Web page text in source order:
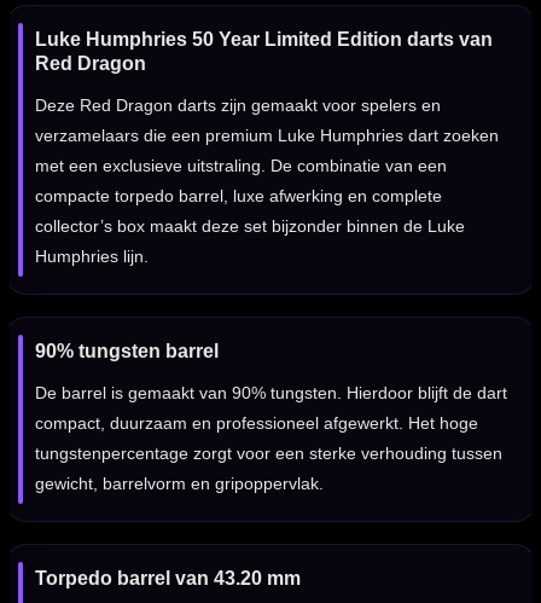
Luke Humphries 50 Year Limited Edition darts van
Red Dragon
Deze Red Dragon darts zijn gemaakt voor spelers en
verzamelaars die een premium Luke Humphries dart zoeken
met een exclusieve uitstraling. De combinatie van een
compacte torpedo barrel, luxe afwerking en complete
collector’s box maakt deze set bijzonder binnen de Luke
Humphries lijn.
90% tungsten barrel
De barrel is gemaakt van 90% tungsten. Hierdoor blijft de dart
compact, duurzaam en professioneel afgewerkt. Het hoge
tungstenpercentage zorgt voor een sterke verhouding tussen
gewicht, barrelvorm en gripoppervlak.
Torpedo barrel van 43.20 mm